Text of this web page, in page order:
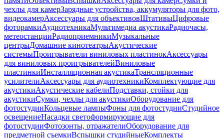
чехлы для камерЗарядные устройства, аккумуляторы для фото,
видеокамерАксессуары для объективовШтативыЦифровые
фоторамкиАудиотехникаМультимедиа акустикаРадиочасы,
метеостанцииРадиоприемникиМузыкальные
центрыДомашние кинотеатрыАкустические
системыПроигрыватели виниловых пластинокАксессуары
для виниловых проигрывателейВиниловые
пластинкиИнсталляционная акустикаТрансляционные
усилителиАксессуары для аудиотехникиКомплектующие для
акустикиАкустические кабелиПодставки, стойки для
акустикиСумки, чехлы для акустикиОборудование для
фотостудииКольцевые лампыФоны для фотостудииСтудийное
освещениеНасадки светоформирующие для
фотостудииФотозонты, отражателиОборудование для
предметной съемкиВспышки студийныеКомплекты